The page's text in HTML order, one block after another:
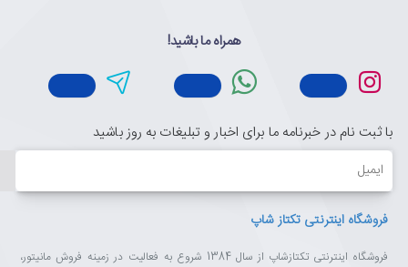
همراه ما باشید!
با ثبت نام در خبرنامه ما برای اخبار و تبلیغات به روز باشید
ایمیل
فروشگاه اینترنتی تکتاز شاپ
فروشگاه اینترنتی تکتازشاپ از سال 1384 شروع به فعالیت در زمینه فروش مانیتور،